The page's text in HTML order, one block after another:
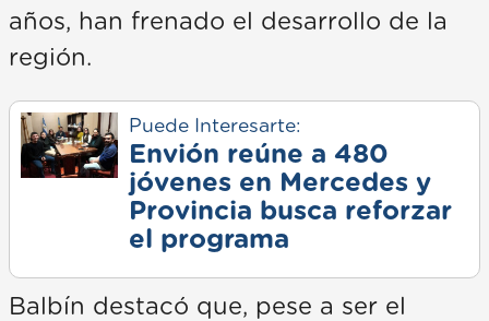
años, han frenado el desarrollo de la
región.
Puede Interesarte:
Envión reúne a 480
jóvenes en Mercedes y
Provincia busca reforzar
el programa
Balbín destacó que, pese a ser el